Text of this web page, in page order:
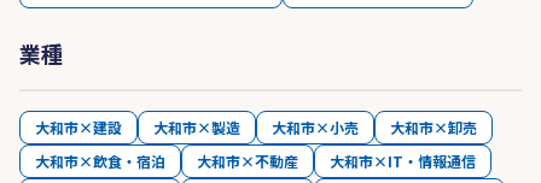
業種
大和市×建設 大和市×製造 大和市×小売
大和市×卸売
大和市×飲食・宿泊
大和市×不動産
大和市×IT・情報通信